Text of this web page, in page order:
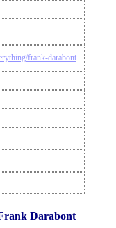
frank-darabont
Darabont